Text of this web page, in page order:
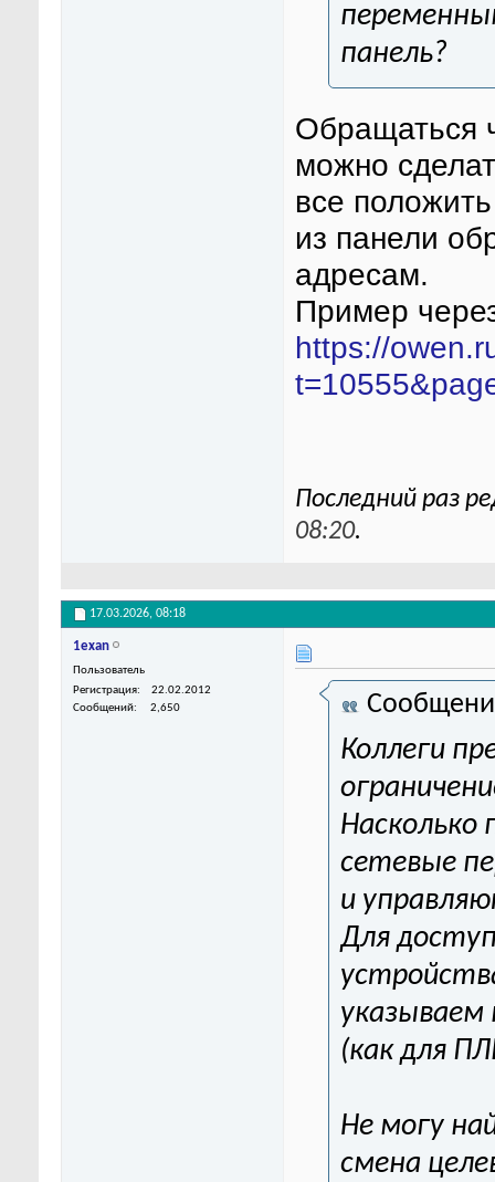
панель?
Обращаться
можно
все
из панели
адресам.
Пример
https://
Последний раз
08:20.
17.03.2026, 08:18
1exan
Пользователь
Регистрация
22.02.2012
Сообщений
2,650
Коллеги
Насколько
сетевые
и
Для
указываем
(как для
Не могу
смена